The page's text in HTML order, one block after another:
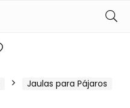
Jaulas para Pájaros